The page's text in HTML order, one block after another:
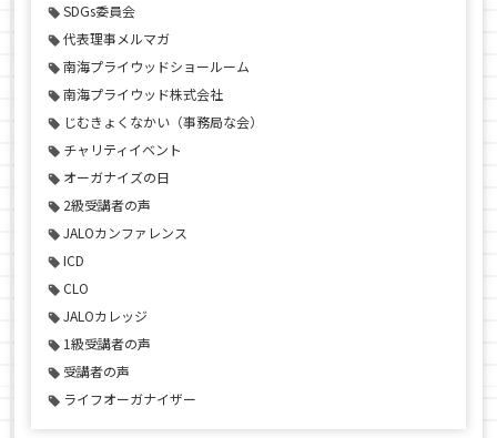
SDGs委員会
代表理事メルマガ
南海プライウッドショールーム
南海プライウッド株式会社
じむきょくなかい（事務局な会）
チャリティイベント
オーガナイズの日
2級受講者の声
JALOカンファレンス
ICD
CLO
JALOカレッジ
1級受講者の声
受講者の声
ライフオーガナイザー